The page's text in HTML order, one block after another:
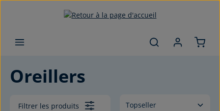
Passer au contenu principal
Oreillers
Filtrer les produits